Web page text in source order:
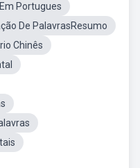
Portugues
De PalavrasResumo
Chinês